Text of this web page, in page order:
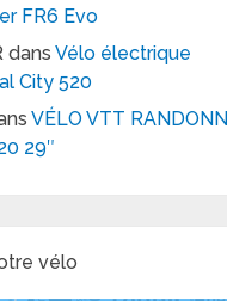
FR6 Evo
dansVélo électrique
City 520
VÉLO VTT
29″
vélo